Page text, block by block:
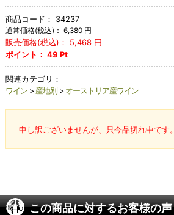
商品コード： 34237
通常価格(税込)： 6,380円
販売価格(税込)： 5,468円
ポイント： 49 Pt
関連カテゴリ：
ワイン> 産地別 > オーストリア産ワイン
申し訳ございませんが、只今品切れ中です。
この商品に対するお客様の声